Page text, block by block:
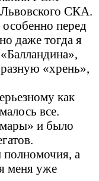
Львовского СКА.
перед
даже тогда я
«хрень»,
как
все.
и было
полномочия, а
меня уже